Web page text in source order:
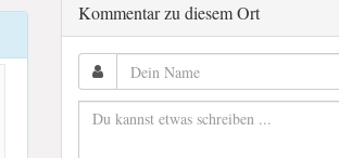
Kommentar zu diesem Ort